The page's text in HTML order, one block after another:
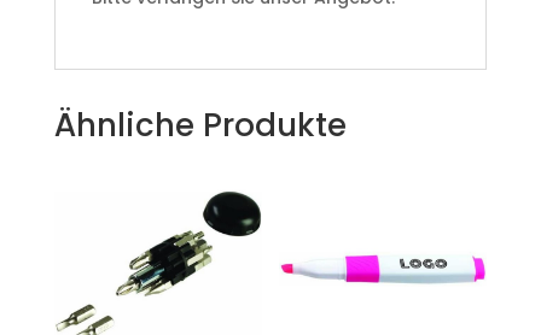
Ähnliche Produkte